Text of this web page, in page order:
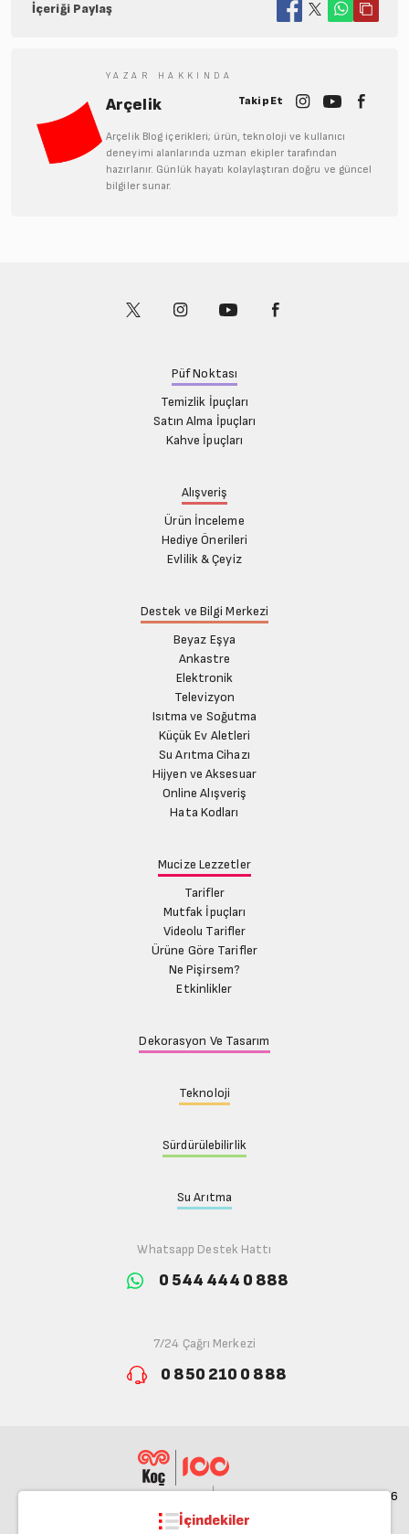
İçeriği Paylaş
YAZAR HAKKINDA
Arçelik Takip Et
Arçelik Blog içerikleri; ürün, teknoloji ve kullanıcı
deneyimi alanlarında uzman ekipler tarafından
hazırlanır. Günlük hayatı kolaylaştıran doğru ve güncel
bilgiler sunar.
İçindekiler
Püf Noktası
Temizlik İpuçları
Satın Alma İpuçları
Kahve İpuçları
Alışveriş
Ürün İnceleme
Hediye Önerileri
Evlilik & Çeyiz
Destek ve Bilgi Merkezi
Beyaz Eşya
Ankastre
Elektronik
Televizyon
Isıtma ve Soğutma
Küçük Ev Aletleri
Su Arıtma Cihazı
Hijyen ve Aksesuar
Online Alışveriş
Hata Kodları
Mucize Lezzetler
Tarifler
Mutfak İpuçları
Videolu Tarifler
Ürüne Göre Tarifler
Ne Pişirsem?
Etkinlikler
Dekorasyon Ve Tasarım
Teknoloji
Sürdürülebilirlik
Su Arıtma
Whatsapp Destek Hattı
0 544 444 0 888
7/24 Çağrı Merkezi
0 850 210 0 888
© 2026